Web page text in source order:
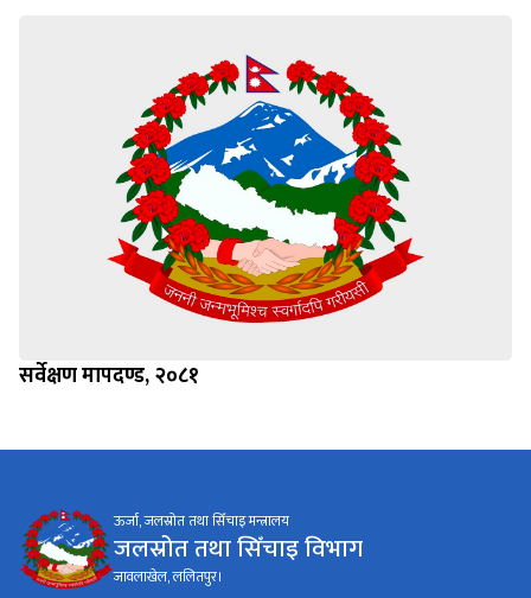
सर्वेक्षण मापदण्ड, २०८१
ऊर्जा, जलस्रोत तथा सिँचाइ मन्त्रालय
जलस्रोत तथा सिँचाइ विभाग
जावलाखेल, ललितपुर।